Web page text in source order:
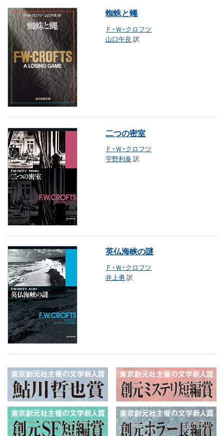
蜘蛛と蠅
Ｆ・Ｗ・クロフツ
山口午良 訳
二つの密室
Ｆ・Ｗ・クロフツ
宇野利泰訳
英仏海峡の謎
Ｆ・Ｗ・クロフツ
井上勇 訳